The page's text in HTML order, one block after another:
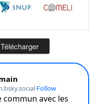
Télécharger